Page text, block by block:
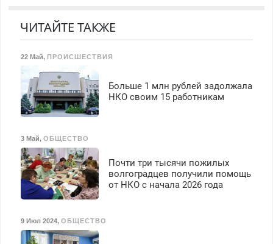
Недорого. Без выходных.
Все районы. Скидка.
Вызов бесплатный.
Ежемесячно
выплачивается денежная
безопасности с з/п до
125000 руб.
ЧИТАЙТЕ ТАКЖЕ
22 Май, ПРОИСШЕСТВИЯ
Больше 1 млн рублей задолжала
НКО своим 15 работникам
3 Май, ОБЩЕСТВО
Почти три тысячи пожилых
волгоградцев получили помощь
от НКО с начала 2026 года
9 Июл 2024, ОБЩЕСТВО